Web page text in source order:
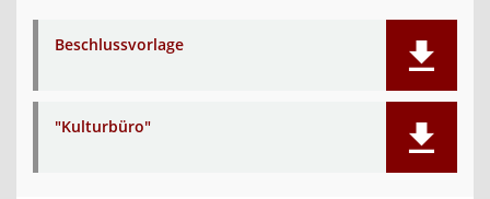
Beschlussvorlage
"Kulturbüro"